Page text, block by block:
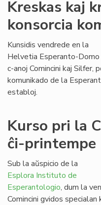
Kreskas kaj
konsorcia
Kunsidis vendrede en la
Helvetia Esperanto-Domo
c-anoj Comincini kaj Silfer,
komunikado de la
establoj.
Kurso pri la
ĉi-printempe
Sub la aŭspicio de la
Esplora Instituto de
Esperantologio, dum la
Comincini gvidos